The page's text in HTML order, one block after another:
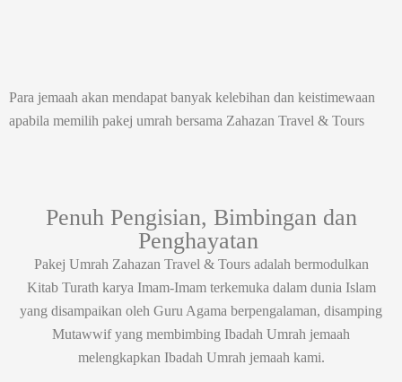
Para jemaah akan mendapat banyak kelebihan dan keistimewaan
apabila memilih pakej umrah bersama Zahazan Travel & Tours
Penuh Pengisian, Bimbingan dan
Penghayatan ​
Pakej Umrah Zahazan Travel & Tours adalah bermodulkan
Kitab Turath karya Imam-Imam terkemuka dalam dunia Islam
yang disampaikan oleh Guru Agama berpengalaman, disamping
Mutawwif yang membimbing Ibadah Umrah jemaah
melengkapkan Ibadah Umrah jemaah kami.